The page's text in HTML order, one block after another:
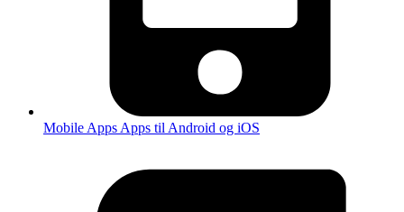
Mobile Apps Apps til Android og iOS